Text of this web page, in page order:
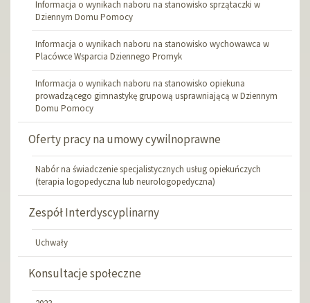
Informacja o wynikach naboru na stanowisko sprzątaczki w
Dziennym Domu Pomocy
Informacja o wynikach naboru na stanowisko wychowawca w
Placówce Wsparcia Dziennego Promyk
Informacja o wynikach naboru na stanowisko opiekuna
prowadzącego gimnastykę grupową usprawniającą w Dziennym
Domu Pomocy
Oferty pracy na umowy cywilnoprawne
Nabór na świadczenie specjalistycznych usług opiekuńczych
(terapia logopedyczna lub neurologopedyczna)
Zespół Interdyscyplinarny
Uchwały
Konsultacje społeczne